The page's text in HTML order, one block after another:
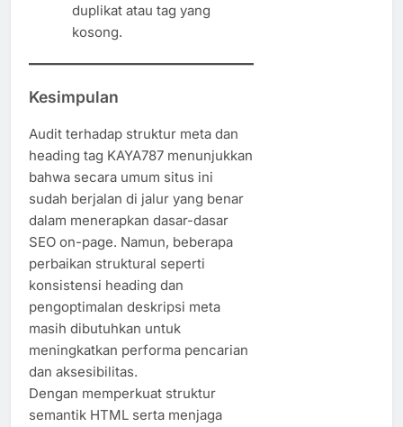
duplikat atau tag yang
kosong.
Kesimpulan
Audit terhadap struktur meta dan
heading tag KAYA787 menunjukkan
bahwa secara umum situs ini
sudah berjalan di jalur yang benar
dalam menerapkan dasar-dasar
SEO on-page. Namun, beberapa
perbaikan struktural seperti
konsistensi heading dan
pengoptimalan deskripsi meta
masih dibutuhkan untuk
meningkatkan performa pencarian
dan aksesibilitas.
Dengan memperkuat struktur
semantik HTML serta menjaga